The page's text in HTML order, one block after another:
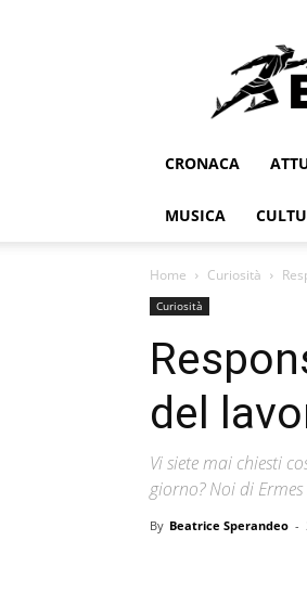
CRONACA
MUSICA
Home Curiosità
Curiosità
del
Vi siete mai chiesti
giorno? Noi di
By Beatrice Sperandeo -